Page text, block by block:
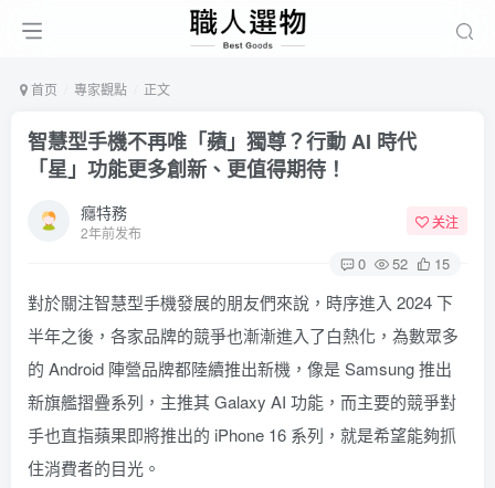
首页 專家觀點 正文
智慧型手機不再唯「蘋」獨尊？行動 AI 時代
「星」功能更多創新、更值得期待！
癮特務
2年前发布
关注
0 52 15
對於關注智慧型手機發展的朋友們來說，時序進入 2024 下
半年之後，各家品牌的競爭也漸漸進入了白熱化，為數眾多
的 Android 陣營品牌都陸續推出新機，像是 Samsung 推出
新旗艦摺疊系列，主推其 Galaxy AI 功能，而主要的競爭對
手也直指蘋果即將推出的 iPhone 16 系列，就是希望能夠抓
住消費者的目光。